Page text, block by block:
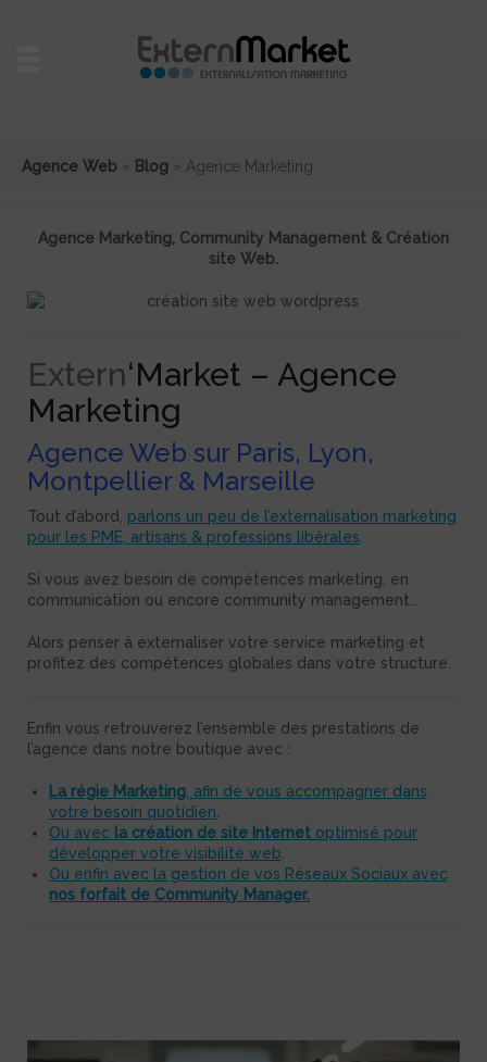
Agence Web » Blog » Agence Marketing
Agence Marketing, Community Management & Création
site Web.
Extern‘Market – Agence
Marketing
Agence Web sur Paris, Lyon,
Montpellier & Marseille
Tout d’abord, parlons un peu de l’externalisation marketing
pour les PME, artisans & professions libérales.
Si vous avez besoin de compétences marketing, en
communication ou encore community management…
Alors penser à externaliser votre service marketing et
profitez des compétences globales dans votre structure.
Enfin vous retrouverez l’ensemble des prestations de
l’agence dans notre boutique avec :
La régie Marketing, afin de vous accompagner dans
votre besoin quotidien.
Ou avec la création de site Internet optimisé pour
développer votre visibilité web.
Ou enfin avec la gestion de vos Réseaux Sociaux avec
nos forfait de Community Manager.